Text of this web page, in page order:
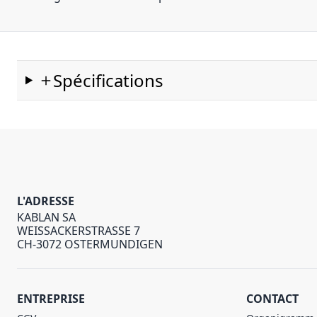
Spécifications
L'ADRESSE
KABLAN SA
WEISSACKERSTRASSE 7
CH-3072 OSTERMUNDIGEN
ENTREPRISE CONTACT